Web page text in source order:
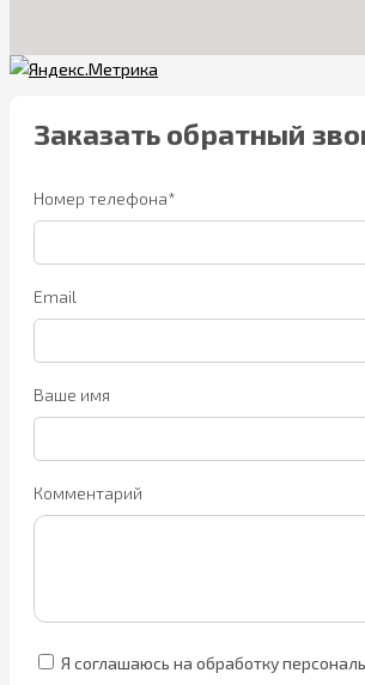
Заказать обратный
Номер телефона*
Email
Ваше имя
Комментарий
Я соглашаюсь на обработку